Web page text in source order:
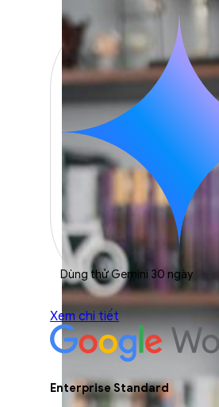
Dùng thử Gemini 30 ngày
Xem chi tiết
Enterprise Standard